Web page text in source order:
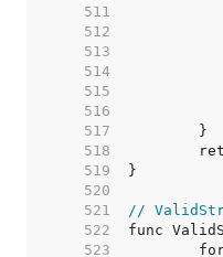
   511
   512
   513
   514
   515
   516
   517
   518
   519
   520
   521
//
   522
   523